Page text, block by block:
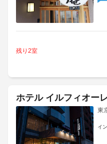
残り2室
ホテル イルフィオー
東
イ